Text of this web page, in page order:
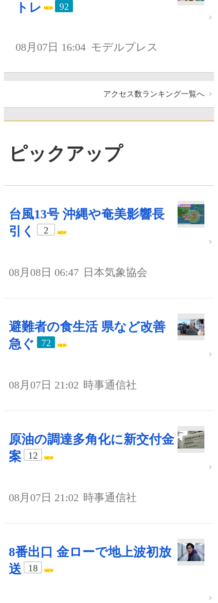
トレ
92
08月07日 16:04 モデルプレス
アクセス数ランキング一覧へ
ピックアップ
台風13号 沖縄や奄美影響長
引く
2
08月08日 06:47 日本気象協会
避難者の食生活 県など改善
急ぐ
72
08月07日 21:02 時事通信社
原油の調達多角化に新交付金
案
12
08月07日 21:02 時事通信社
8番出口 金ローで地上波初放
送
18